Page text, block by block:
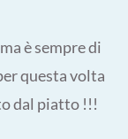
è sempre di
questa volta
dal piatto !!!